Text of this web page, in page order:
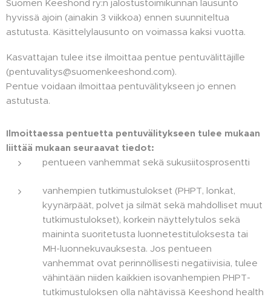
Suomen Keeshond ry:n jalostustoimikunnan lausunto
hyvissä ajoin (ainakin 3 viikkoa) ennen suunniteltua
astutusta. Käsittelylausunto on voimassa kaksi vuotta.
Kasvattajan tulee itse ilmoittaa pentue pentuvälittäjille
(pentuvalitys@suomenkeeshond.com).
Pentue voidaan ilmoittaa pentuvälitykseen jo ennen
astutusta.
Ilmoittaessa pentuetta pentuvälitykseen tulee mukaan
liittää mukaan seuraavat tiedot:
pentueen vanhemmat sekä sukusiitosprosentti
vanhempien tutkimustulokset (PHPT, lonkat,
kyynärpäät, polvet ja silmät sekä mahdolliset muut
tutkimustulokset), korkein näyttelytulos sekä
maininta suoritetusta luonnetestituloksesta tai
MH-luonnekuvauksesta. Jos pentueen
vanhemmat ovat perinnöllisesti negatiivisia, tulee
vähintään niiden kaikkien isovanhempien PHPT-
tutkimustuloksen olla nähtävissä Keeshond health